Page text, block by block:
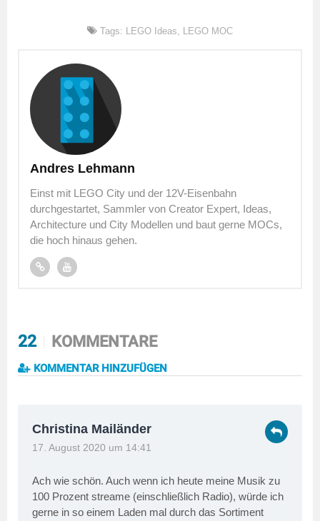
Tags: LEGO Ideas, LEGO MOC
Andres Lehmann
Einst mit LEGO City und der 12V-Eisenbahn
durchgestartet, Sammler von Creator Expert, Ideas,
Architecture und City Modellen und baut gerne MOCs,
die hoch hinaus gehen.
22 KOMMENTARE
KOMMENTAR HINZUFÜGEN
Christina Mailänder
17. August 2020 um 14:41
Ach wie schön. Auch wenn ich heute meine Musik zu
100 Prozent streame (einschließlich Radio), würde ich
gerne in so einem Laden mal durch das Sortiment